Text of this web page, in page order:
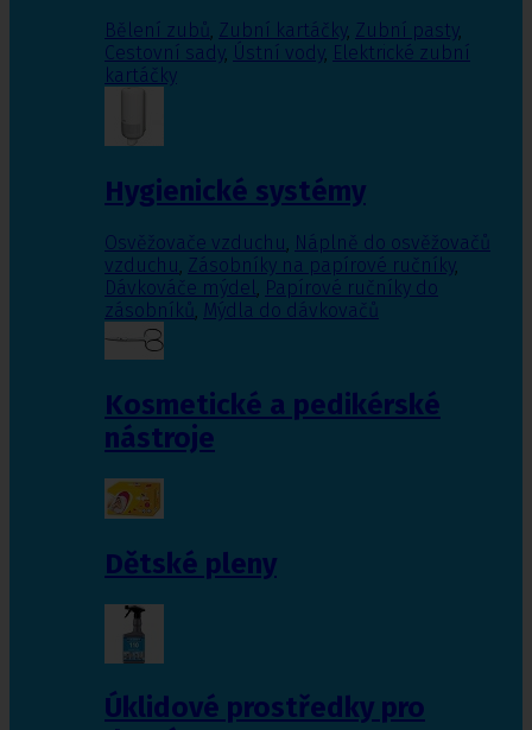
Bělení zubů, Zubní kartáčky, Zubní pasty,
Cestovní sady, Ústní vody, Elektrické zubní
kartáčky
Hygienické systémy
Osvěžovače vzduchu, Náplně do osvěžovačů
vzduchu, Zásobníky na papírové ručníky,
Dávkováče mýdel, Papírové ručníky do
zásobníků, Mýdla do dávkovačů
Kosmetické a pedikérské
nástroje
Dětské pleny
Úklidové prostředky pro